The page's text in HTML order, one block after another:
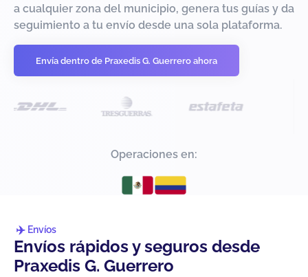
a cualquier zona del municipio, genera tus guías y da
seguimiento a tu envío desde una sola plataforma.
Envía dentro de Praxedis G. Guerrero ahora
Operaciones en:
Envíos
Envíos rápidos y seguros desde
Praxedis G. Guerrero